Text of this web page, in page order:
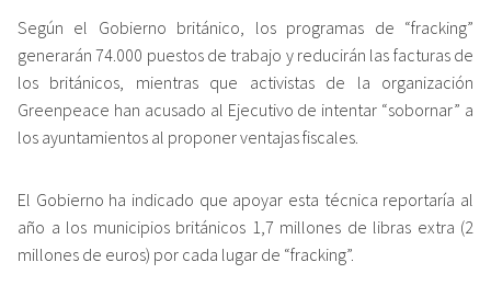
Según el Gobierno británico, los programas de “fracking”
generarán 74.000 puestos de trabajo y reducirán las facturas de
los británicos, mientras que activistas de la organización
Greenpeace han acusado al Ejecutivo de intentar “sobornar” a
los ayuntamientos al proponer ventajas fiscales.
El Gobierno ha indicado que apoyar esta técnica reportaría al
año a los municipios británicos 1,7 millones de libras extra (2
millones de euros) por cada lugar de “fracking”.